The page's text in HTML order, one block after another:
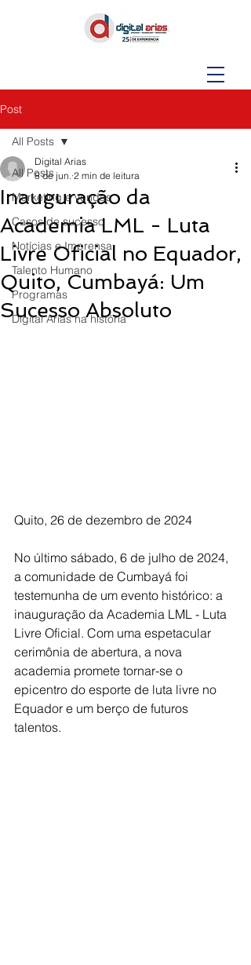
Post
All Posts
Marketing e vendas
Casos de sucesso
Notícias e Imprensa
Talento Humano
Programas
Digital Arias na história
All Posts
Inauguração da
Academia LML - Luta
Livre Oficial no Equador,
Quito, Cumbayá: Um
Sucesso Absoluto
Digital Arias
8 de jun. 2 min de leitura
Quito, 26 de dezembro de 2024
No último sábado, 6 de julho de 2024,
a comunidade de Cumbayá foi
testemunha de um evento histórico: a
inauguração da Academia LML - Luta
Livre Oficial. Com uma espetacular
cerimônia de abertura, a nova
academia promete tornar-se o
epicentro do esporte de luta livre no
Equador e um berço de futuros
talentos.